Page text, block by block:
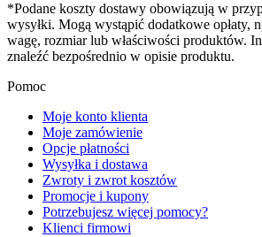
*Podane koszty dostawy obowiązują w
wysyłki. Mogą wystąpić dodatkowe opłaty,
wagę, rozmiar lub właściwości produktów.
znaleźć bezpośrednio w opisie produktu.
Pomoc
Moje konto klienta
Moje zamówienie
Opcje płatności
Wysyłka i dostawa
Zwroty i zwrot kosztów
Promocje i kupony
Potrzebujesz więcej pomocy?
Klienci firmowi